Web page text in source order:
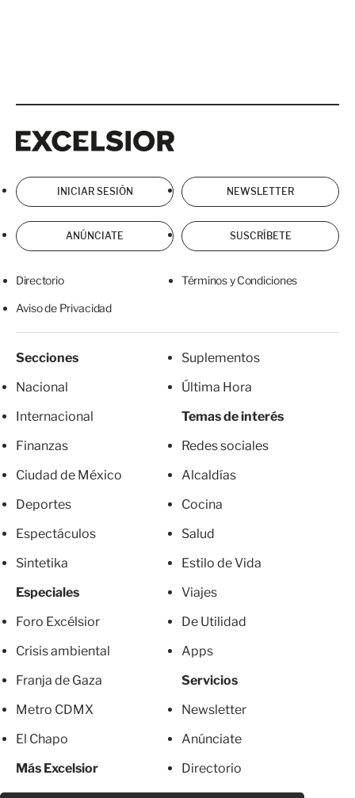
INICIAR SESIÓN NEWSLETTER
ANÚNCIATE SUSCRÍBETE
Directorio Términos y Condiciones
Aviso de Privacidad
Secciones
Nacional
Internacional
Finanzas
Ciudad de México
Deportes
Espectáculos
Sintetika
Especiales
Foro Excélsior
Crisis ambiental
Franja de Gaza
Metro CDMX
El Chapo
Más Excelsior
Suplementos
Última Hora
Temas de interés
Redes sociales
Alcaldías
Cocina
Salud
Estilo de Vida
Viajes
De Utilidad
Apps
Servicios
Newsletter
Anúnciate
Directorio